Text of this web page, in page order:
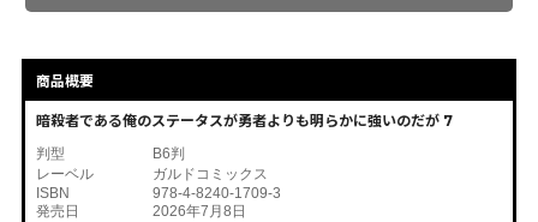
商品概要
暗殺者である俺のステータスが勇者よりも明らかに強いのだが 7
判型
B6判
レーベル
ガルドコミックス
ISBN
978-4-8240-1709-3
発売日
2026年7月8日